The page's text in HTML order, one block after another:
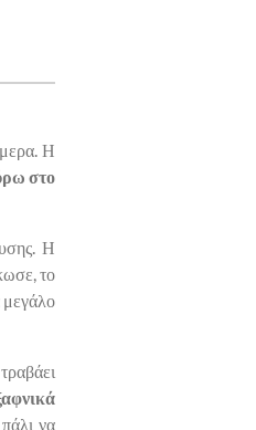
Η
στο
Η
το
μεγάλο
να